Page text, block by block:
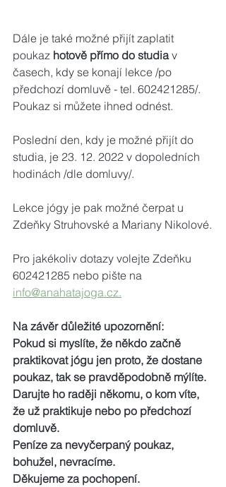
Dále je také možné přijít zaplatit
poukaz hotově přímo do studia v
časech, kdy se konají lekce /po
předchozí domluvě - tel. 602421285/.
Poukaz si můžete ihned odnést.
Poslední den, kdy je možné přijít do
studia, je 23. 12. 2022 v dopoledních
hodinách /dle domluvy/.
Lekce jógy je pak možné čerpat u
Zdeňky Struhovské a Mariany Nikolové.
Pro jakékoliv dotazy volejte Zdeňku
602421285 nebo pište na
info@anahatajoga.cz.
Na závěr důležité upozornění:
Pokud si myslíte, že někdo začně
praktikovat jógu jen proto, že dostane
poukaz, tak se pravděpodobně mýlíte.
Darujte ho raději někomu, o kom víte,
že už praktikuje nebo po předchozí
domluvě.
Peníze za nevyčerpaný poukaz,
bohužel, nevracíme.
Děkujeme za pochopení.